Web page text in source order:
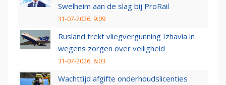
Swelheim aan de slag bij ProRail
31-07-2026, 9:09
Rusland trekt vliegvergunning Izhavia in
wegens zorgen over veiligheid
31-07-2026, 8:03
Wachttijd afgifte onderhoudslicenties